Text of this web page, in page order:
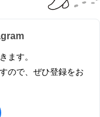
ます。
ので、ぜひ登録をお